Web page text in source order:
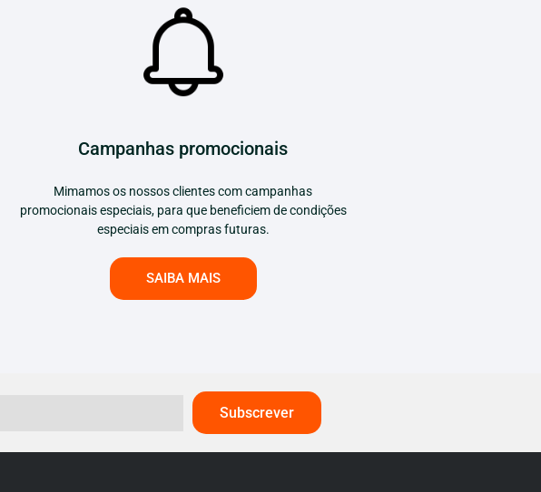
Campanhas promocionais
Mimamos os nossos clientes com campanhas
promocionais especiais, para que beneficiem de condições
especiais em compras futuras.
SAIBA MAIS
Subscrever